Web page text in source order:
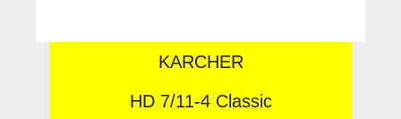
KARCHER
HD 7/11-4 Classic